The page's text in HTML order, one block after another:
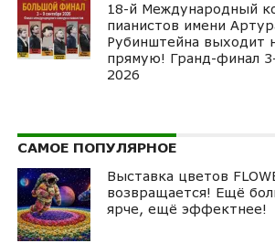
18-й Международный
пианистов имени
Рубинштейна выходит
прямую! Гранд-финал
2026
САМОЕ ПОПУЛЯРНОЕ
Выставка цветов
возвращается! Ещё
ярче, ещё эффектнее!